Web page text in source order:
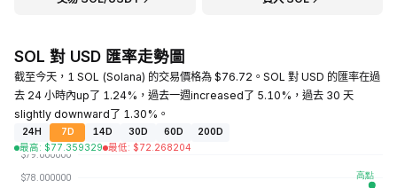
SOL 對 USD 匯率走勢圖
截至今天，1 SOL (Solana) 的交易價格為 $76.72。SOL 對 USD 的匯率在過
去 24 小時內up了 1.24%，過去一週increased了 5.10%，過去 30 天
slightly downward了 1.30%。
24H 7D 14D 30D 60D
200D
最高: $77.359329 最低: $72.268204